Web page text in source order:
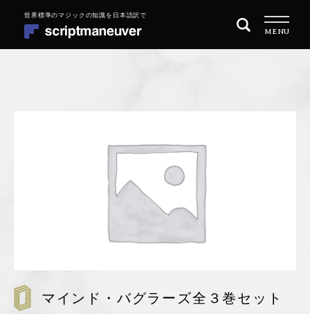
MAGIC 101 マジックの始め方
REPERTOIRE レパートリーを増やす
QUARITY OF PERFORMANCE 演技の質を高めたい
会社概要
ナ
ビ
ゲ
コ
ン
テ
MENU
マインド・バグラーズ全３巻セット